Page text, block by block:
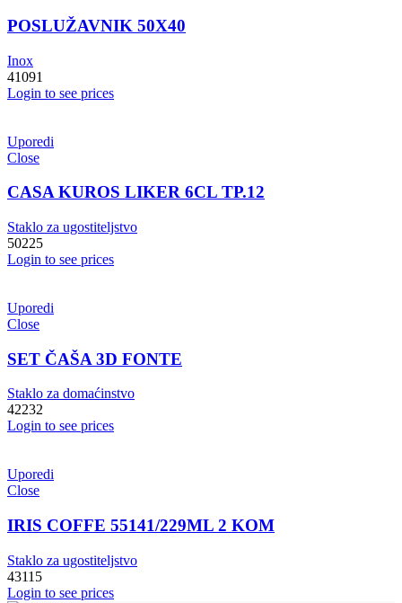
POSLUŽAVNIK 50X40
Inox
41091
Login to see prices
Uporedi
Close
CASA KUROS LIKER 6CL TP.12
Staklo za ugostiteljstvo
50225
Login to see prices
Uporedi
Close
SET ČAŠA 3D FONTE
Staklo za domaćinstvo
42232
Login to see prices
Uporedi
Close
IRIS COFFE 55141/229ML 2 KOM
Staklo za ugostiteljstvo
43115
Login to see prices